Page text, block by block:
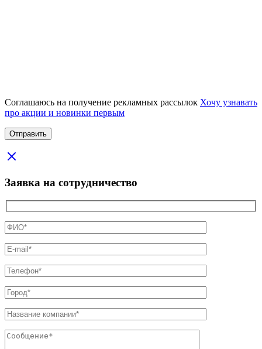
Соглашаюсь на получение рекламных рассылок Хочу узнавать
про акции и новинки первым
Заявка на сотрудничество